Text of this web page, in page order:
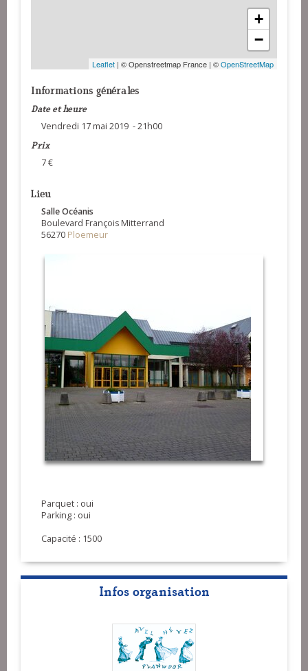
+
−
Leaflet | © Openstreetmap France | ©OpenStreetMap
Informations générales
Date et heure
Vendredi 17 mai 2019 - 21h00
Prix
7 €
Lieu
Salle Océanis
Boulevard François Mitterrand
56270 Ploemeur
Parquet : oui
Parking : oui
Capacité : 1500
Infos organisation